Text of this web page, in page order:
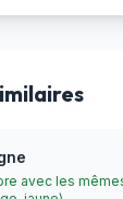
avec les